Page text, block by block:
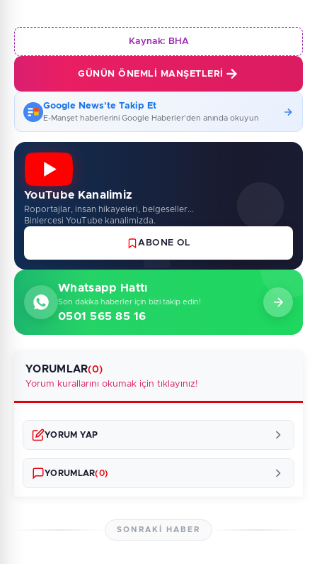
Kaynak: BHA
GÜNÜN ÖNEMLI MANŞETLERI
Google News'te Takip Et
E-Manşet haberlerini Google Haberler'den anında okuyun
YouTube Kanalimiz
Roportajlar, insan hikayeleri, belgeseller...
Binlercesi YouTube kanalimizda.
ABONE OL
Whatsapp Hattı
Son dakika haberler için bizi takip edin!
0501 565 85 16
YORUMLAR(0)
Yorum kurallarını okumak için tıklayınız!
YORUM YAP
YORUMLAR(0)
SONRAKI HABER